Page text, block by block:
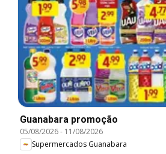
Guanabara promoção
05/08/2026- 11/08/2026
Supermercados Guanabara